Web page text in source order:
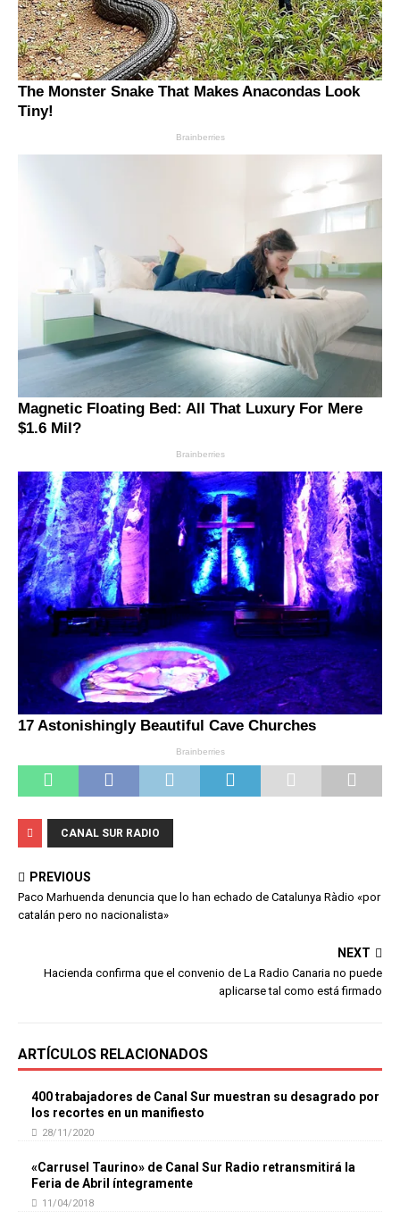
CANAL SUR RADIO
PREVIOUS
Paco Marhuenda denuncia que lo han echado de Catalunya Ràdio «por
catalán pero no nacionalista»
NEXT
Hacienda confirma que el convenio de La Radio Canaria no puede
aplicarse tal como está firmado
ARTÍCULOS RELACIONADOS
400 trabajadores de Canal Sur muestran su desagrado por
los recortes en un manifiesto
28/11/2020
«Carrusel Taurino» de Canal Sur Radio retransmitirá la
Feria de Abril íntegramente
11/04/2018